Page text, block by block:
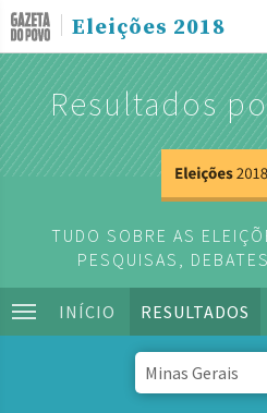
Eleições 2018
Resultados
TUDO SOBRE AS
PESQUISAS,
INÍCIO RESULTADOS